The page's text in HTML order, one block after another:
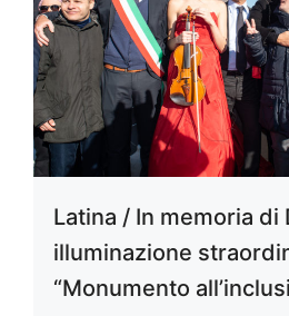
Latina / In memoria di
illuminazione
“Monumento